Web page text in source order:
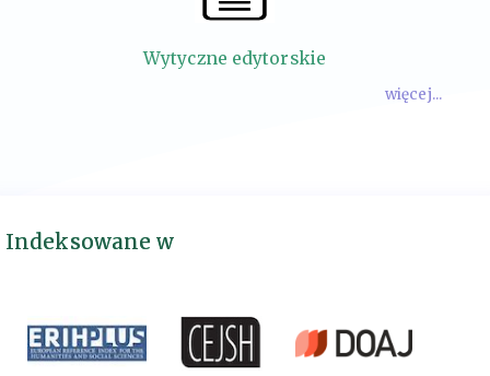
Wytyczne edytorskie
więcej...
Indeksowane w